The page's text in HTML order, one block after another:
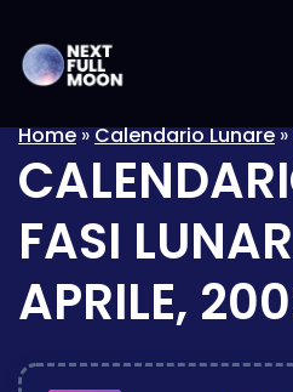
Home»Calendario Lunare»
FASI
APRILE,